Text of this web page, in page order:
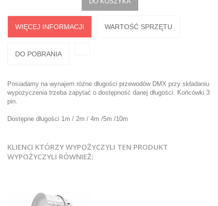
WIĘCEJ INFORMACJI WARTOŚĆ SPRZĘTU
DO POBRANIA
Posiadamy na wynajem różne długości przewodów DMX przy składaniu
wypożyczenia trzeba zapytać o dostępność danej długości. Końcówki 3
pin.
Dostępne długości 1m / 2m / 4m /5m /10m
KLIENCI KTÓRZY WYPOŻYCZYLI TEN PRODUKT
WYPOŻYCZYLI RÓWNIEŻ: